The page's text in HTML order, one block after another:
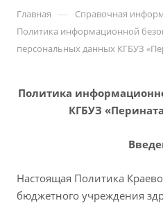
Главная — Справочная
Политика информационной
персональных данных КГБУЗ
Политика
КГБУЗ
Настоящая Политика
бюджетного учреждения